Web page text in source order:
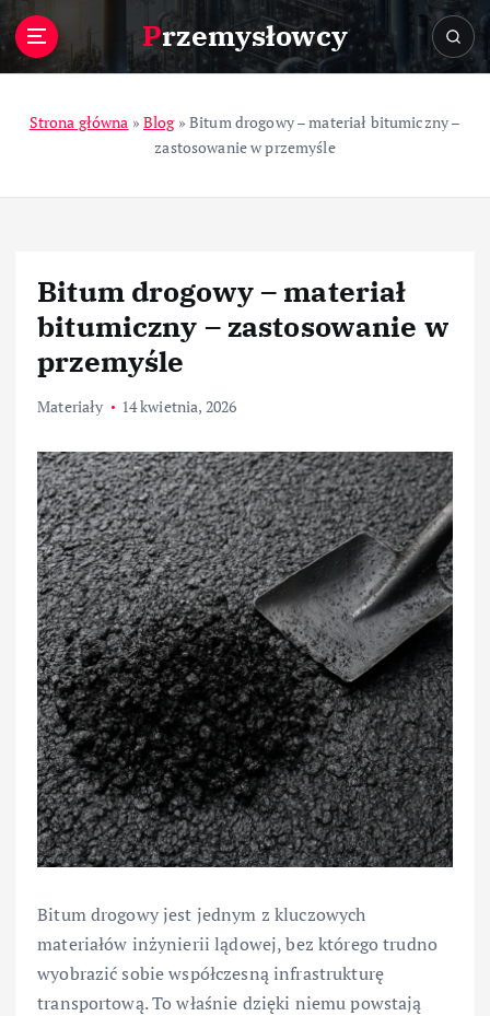
Przemysłowcy
Strona główna »Blog»Bitum drogowy – materiał bitumiczny –
zastosowanie w przemyśle
Bitum drogowy – materiał
bitumiczny – zastosowanie w
przemyśle
Materiały 14 kwietnia, 2026
Bitum drogowy jest jednym z kluczowych
materiałów inżynierii lądowej, bez którego trudno
wyobrazić sobie współczesną infrastrukturę
transportową. To właśnie dzięki niemu powstają